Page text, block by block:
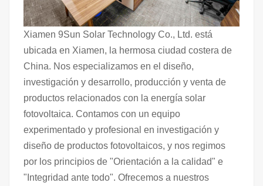
Xiamen 9Sun Solar Technology Co., Ltd. está
ubicada en Xiamen, la hermosa ciudad costera de
China. Nos especializamos en el diseño,
investigación y desarrollo, producción y venta de
productos relacionados con la energía solar
fotovoltaica. Contamos con un equipo
experimentado y profesional en investigación y
diseño de productos fotovoltaicos, y nos regimos
por los principios de "Orientación a la calidad" e
"Integridad ante todo". Ofrecemos a nuestros